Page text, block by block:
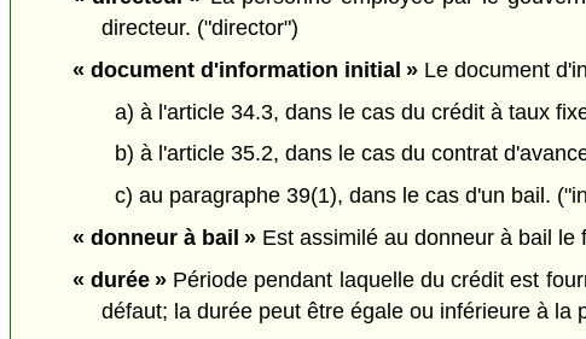
directeur. ("director")
« document d'information initial »Le document
a) à l'article 34.3, dans le cas du crédit à taux
b) à l'article 35.2, dans le cas du contrat
c) au paragraphe 39(1), dans le cas d'un bail.
« donneur à bail »Est assimilé au donneur à bail le
« durée » Période pendant laquelle du crédit est
défaut; la durée peut être égale ou inférieure à la